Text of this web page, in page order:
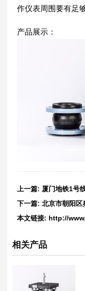
作仪表周围要有足
产品展示：
上一篇: 厦门地铁1号
下一篇: 北京市朝阳区
本文链接: http://
相关产品